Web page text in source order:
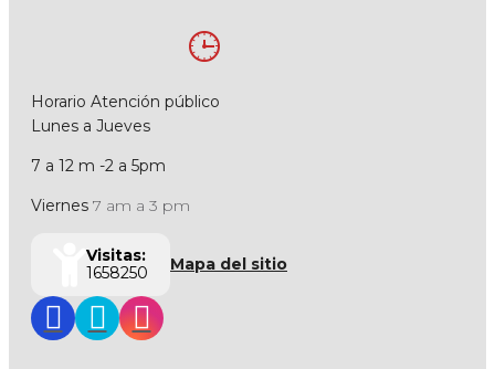
Horario Atención público
Lunes a Jueves
7 a 12 m -2 a 5pm
Viernes 7 am a 3 pm
Visitas:
1658250
Mapa del sitio